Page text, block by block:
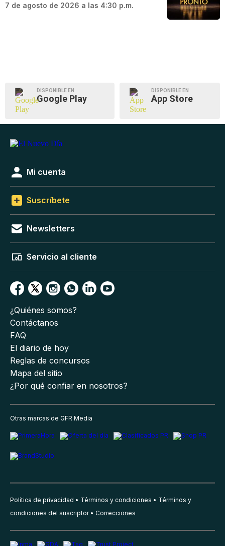
7 de agosto de 2026 a las 4:30 p.m.
DISPONIBLE EN
Google Play
DISPONIBLE EN
App Store
Mi cuenta
Suscríbete
Newsletters
Servicio al cliente
¿Quiénes somos?
Contáctanos
FAQ
El diario de hoy
Reglas de concursos
Mapa del sitio
¿Por qué confiar en nosotros?
Otras marcas de GFR Media
Política de privacidad Términos y condiciones
Términos y
condiciones del suscriptor
Correcciones